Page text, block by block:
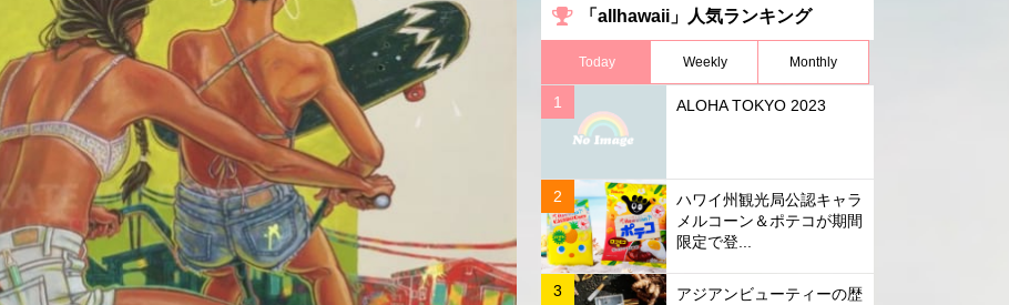
ー
「allhawaii」人気ランキング
Today Weekly Monthly
ALOHA TOKYO 2023
ハワイ州観光局公認キャラ
メルコーン＆ポテコが期間
限定で登...
アジアンビューティーの歴